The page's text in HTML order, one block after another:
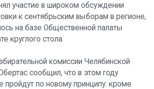
участие в широком обсуждении
к сентябрьским выборам в регионе,
на базе Общественной палаты
круглого стола.
комиссии Челябинской
сообщил, что в этом году
по новому принципу: кроме